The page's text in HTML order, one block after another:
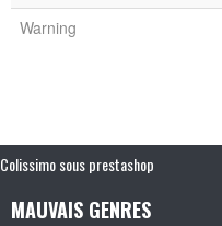
Warning
Colissimo sous prestashop
MAUVAIS GENRES